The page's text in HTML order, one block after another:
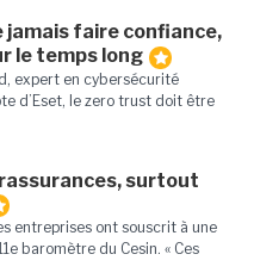
faire confiance,
le temps long
expert en cybersécurité
d’Eset, le zero trust doit être
surtout
entreprises ont souscrit à une
baromètre du Cesin. « Ces